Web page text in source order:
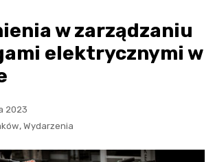
w zarządzaniu
elektrycznymi w
2023
, Wydarzenia